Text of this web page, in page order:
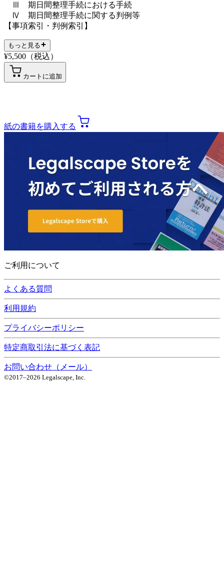
Ⅲ 期日間整理手続における手続
Ⅳ 期日間整理手続に関する判例等
【事項索引・判例索引】
もっと見る
¥5,500 （税込）
カートに追加
紙の書籍を購入する
ご利用について
よくある質問
利用規約
プライバシーポリシー
特定商取引法に基づく表記
お問い合わせ（メール）
©2017–2026 Legalscape, Inc.